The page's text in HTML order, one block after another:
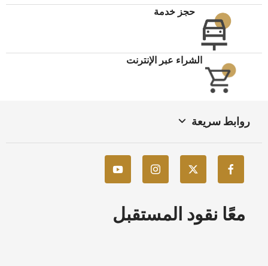
حجز خدمة
الشراء عبر الإنترنت
روابط سريعة
معًا نقود المستقبل